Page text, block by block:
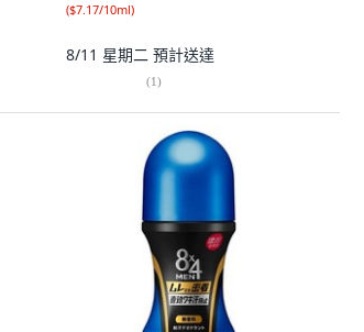
($7.17/10ml)
8/11 星期二 預計送達
(1)